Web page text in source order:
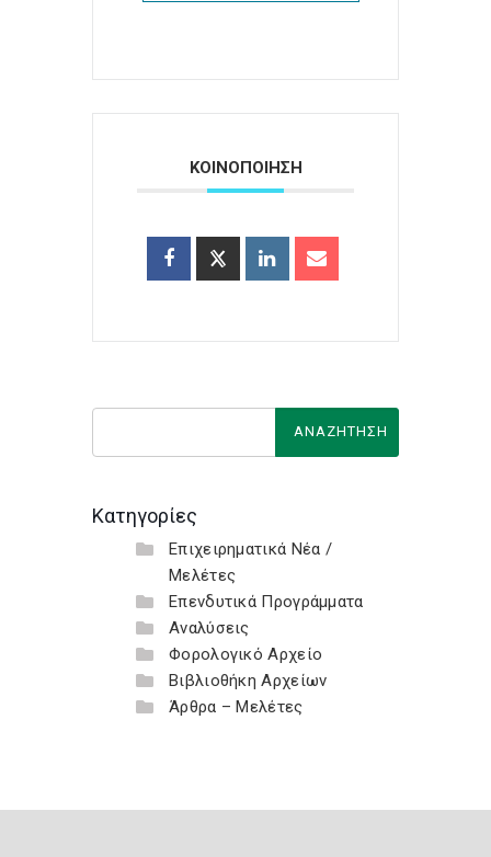
ΚΟΙΝΟΠΟΙΗΣΗ
Κατηγορίες
Επιχειρηματικά Νέα /
Μελέτες
Επενδυτικά Προγράμματα
Αναλύσεις
Φορολογικό Αρχείο
Βιβλιοθήκη Αρχείων
Άρθρα – Μελέτες